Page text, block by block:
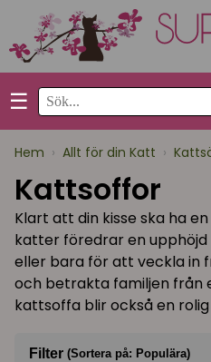
☰
Hem › Allt för din Katt ›
Kattsoffor
Klart att din kisse ska ha
katter föredrar en
eller bara för att veckla in
och betrakta familjen från
kattsoffa blir också en
Filter (Sortera på: Populära)